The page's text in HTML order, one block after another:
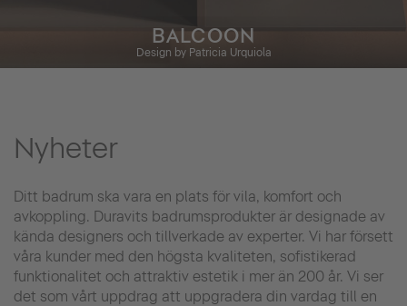
BALCOON
Design by Patricia Urquiola
Nyheter
Ditt badrum ska vara en plats för vila, komfort och
avkoppling. Duravits badrumsprodukter är designade av
kända designers och tillverkade av experter. Vi har försett
våra kunder med den högsta kvaliteten, sofistikerad
funktionalitet och attraktiv estetik i mer än 200 år. Vi ser
det som vårt uppdrag att uppgradera din vardag till en